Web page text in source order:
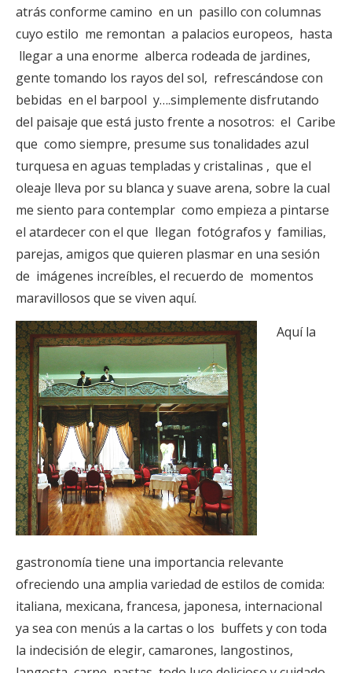
atrás conforme camino en un pasillo con columnas
cuyo estilo me remontan a palacios europeos, hasta
llegar a una enorme alberca rodeada de jardines,
gente tomando los rayos del sol, refrescándose con
bebidas en el barpool y….simplemente disfrutando
del paisaje que está justo frente a nosotros: el Caribe
que como siempre, presume sus tonalidades azul
turquesa en aguas templadas y cristalinas , que el
oleaje lleva por su blanca y suave arena, sobre la cual
me siento para contemplar como empieza a pintarse
el atardecer con el que llegan fotógrafos y familias,
parejas, amigos que quieren plasmar en una sesión
de imágenes increíbles, el recuerdo de momentos
maravillosos que se viven aquí.
Aquí la
gastronomía tiene una importancia relevante
ofreciendo una amplia variedad de estilos de comida:
italiana, mexicana, francesa, japonesa, internacional
ya sea con menús a la cartas o los buffets y con toda
la indecisión de elegir, camarones, langostinos,